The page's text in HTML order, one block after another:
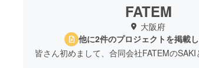
FATEM
大阪府
他に2件のプロジェクトを掲載
皆さん初めまして、合同会社FATEMのSAKI